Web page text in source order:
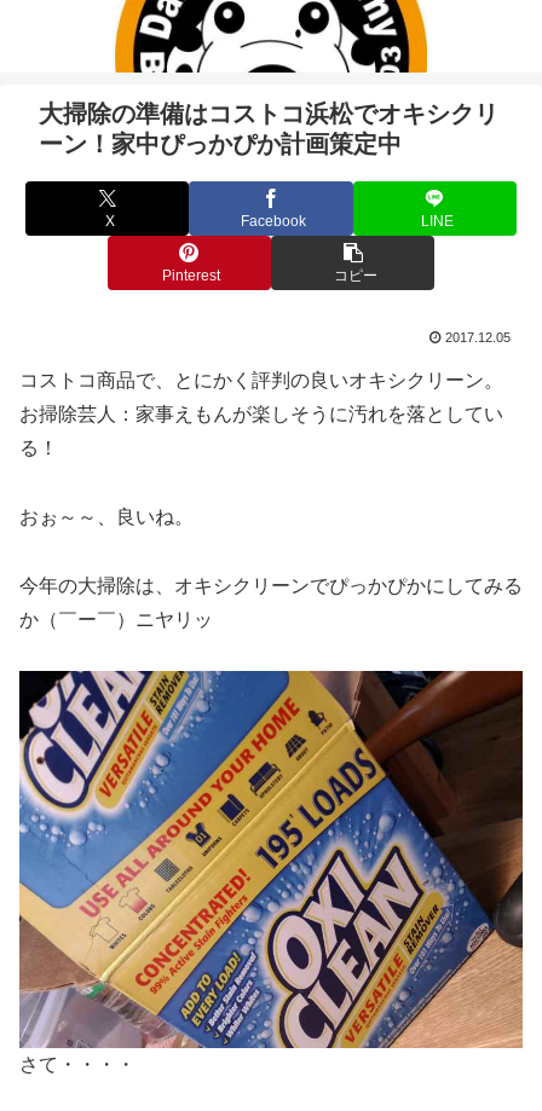
大掃除の準備はコストコ浜松でオキシクリ
ーン！家中ぴっかぴか計画策定中
X Facebook LINE
Pinterest コピー
2017.12.05
コストコ商品で、とにかく評判の良いオキシクリーン。
お掃除芸人：家事えもんが楽しそうに汚れを落としてい
る！
おぉ～～、良いね。
今年の大掃除は、オキシクリーンでぴっかぴかにしてみる
か（￣ー￣）ニヤリッ
さて・・・・